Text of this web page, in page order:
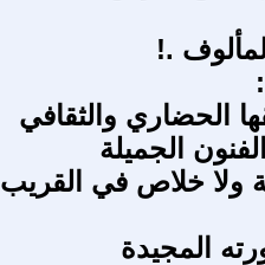
.!
الحضاري والثقافي
الجميلة
ولا خلاص في القريب
المجيدة